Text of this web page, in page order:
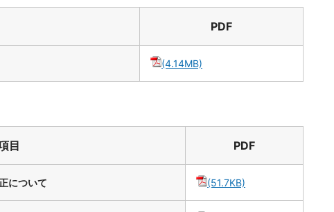
PDF
(4.14MB)
目 PDF
について (51.7KB)